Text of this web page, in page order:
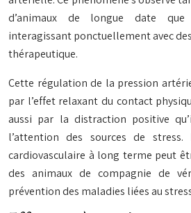
d’animaux de longue date
interagissant ponctuellement avec
thérapeutique.
Cette régulation de la pression
par l’effet relaxant du contact
aussi par la distraction positive
l’attention des sources de
cardiovasculaire à long terme peut
des animaux de compagnie de
prévention des maladies liées au